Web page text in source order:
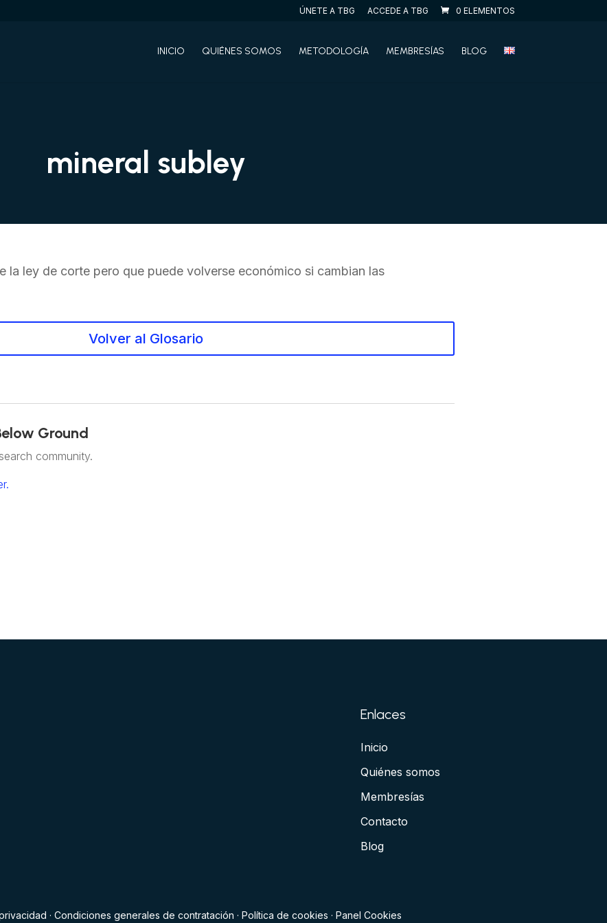
ÚNETE A TBG ACCEDE A TBG 0 ELEMENTOS
INICIO QUIÉNES SOMOS METODOLOGÍA MEMBRESÍAS BLOG
mineral subley
la ley de corte pero que puede volverse económico si cambian las
Volver al Glosario
Ground
community.
Enlaces
Inicio
Quiénes somos
Membresías
Contacto
Blog
· Condiciones generales de contratación · Política de cookies · Panel Cookies